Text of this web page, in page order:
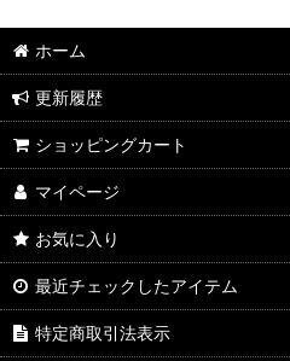
ホーム
更新履歴
ショッピングカート
マイページ
お気に入り
最近チェックしたアイテム
特定商取引法表示